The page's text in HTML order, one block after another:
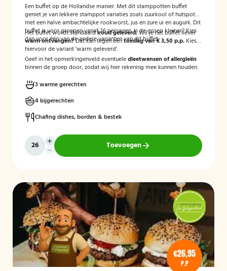
Een buffet op de Hollandse manier. Met dit stamppotten buffet
geniet je van lekkere stamppot variaties zoals zuurkool of hutspot
met een halve ambachtelijke rookworst, jus en zure ui en augurk. Dit
buffet is voor groepen vanaf 26 personen. Is de groep kleiner? Kies
dan voor één van de andere varianten van dit buffet.
Het buffet wordt standaardkoud geleverd.Wil je het buffet liever
warm ontvangen?Dat kan tegen eentoeslag van € 3,50 p.p. Kies
hiervoor de variant 'warm geleverd'.
Geef in het opmerkingenveld eventueledieetwensen of allergieën
binnen de groep door, zodat wij hier rekening mee kunnen houden.
3 warme gerechten
4 bijgerechten
Chafing dishes, borden & bestek
Toevoegen
€26,95
P.P